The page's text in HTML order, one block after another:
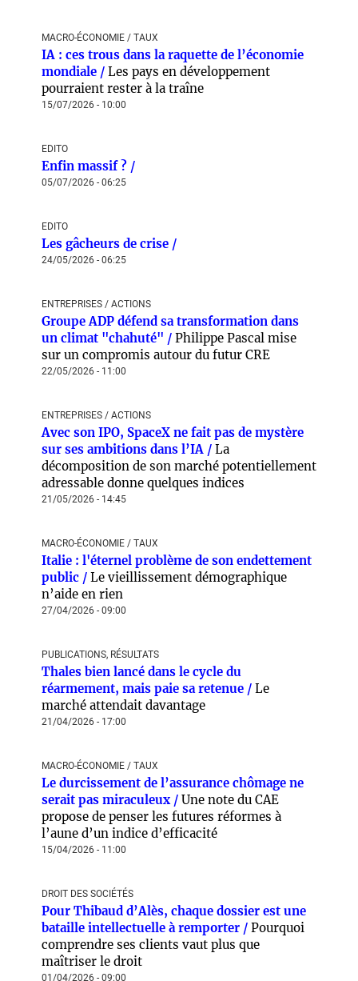
MACRO-ÉCONOMIE / TAUX
IA : ces trous dans la raquette de l’économie
mondiale / Les pays en développement
pourraient rester à la traîne
15/07/2026 - 10:00
EDITO
Enfin massif ? /
05/07/2026 - 06:25
EDITO
Les gâcheurs de crise /
24/05/2026 - 06:25
ENTREPRISES / ACTIONS
Groupe ADP défend sa transformation dans
un climat "chahuté" / Philippe Pascal mise
sur un compromis autour du futur CRE
22/05/2026 - 11:00
ENTREPRISES / ACTIONS
Avec son IPO, SpaceX ne fait pas de mystère
sur ses ambitions dans l’IA / La
décomposition de son marché potentiellement
adressable donne quelques indices
21/05/2026 - 14:45
MACRO-ÉCONOMIE / TAUX
Italie : l'éternel problème de son endettement
public / Le vieillissement démographique
n’aide en rien
27/04/2026 - 09:00
PUBLICATIONS, RÉSULTATS
Thales bien lancé dans le cycle du
réarmement, mais paie sa retenue / Le
marché attendait davantage
21/04/2026 - 17:00
MACRO-ÉCONOMIE / TAUX
Le durcissement de l’assurance chômage ne
serait pas miraculeux / Une note du CAE
propose de penser les futures réformes à
l’aune d’un indice d’efficacité
15/04/2026 - 11:00
DROIT DES SOCIÉTÉS
Pour Thibaud d’Alès, chaque dossier est une
bataille intellectuelle à remporter / Pourquoi
comprendre ses clients vaut plus que
maîtriser le droit
01/04/2026 - 09:00